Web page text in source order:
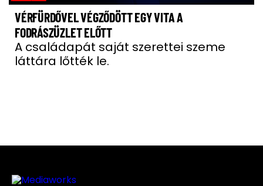
VÉRFÜRDŐVEL VÉGZŐDÖTT EGY VITA A
FODRÁSZÜZLET ELŐTT
A családapát saját szerettei szeme
láttára lőtték le.